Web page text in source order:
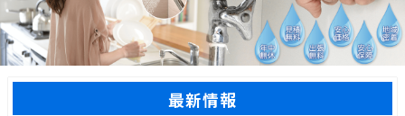
料金案内
事務所概要
最新情報